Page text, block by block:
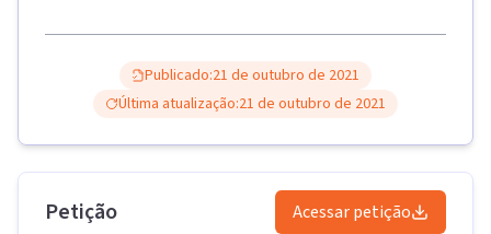
Publicado:21 de outubro de 2021
Última atualização:21 de outubro de 2021
Petição Acessar petição